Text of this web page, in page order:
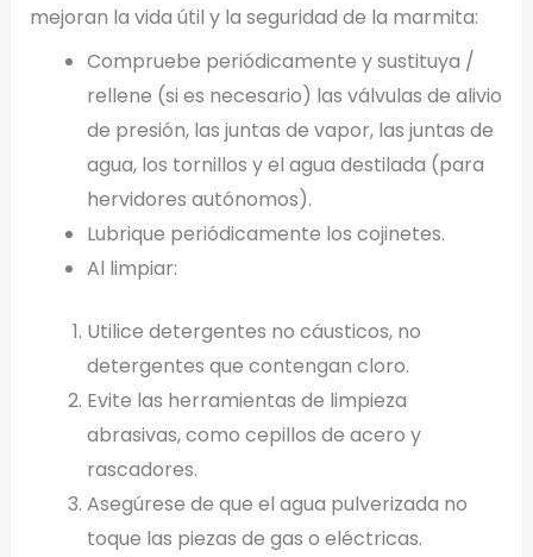
mejoran la vida útil y la seguridad de la marmita:
Compruebe periódicamente y sustituya /
rellene (si es necesario) las válvulas de alivio
de presión, las juntas de vapor, las juntas de
agua, los tornillos y el agua destilada (para
hervidores autónomos).
Lubrique periódicamente los cojinetes.
Al limpiar:
Utilice detergentes no cáusticos, no
detergentes que contengan cloro.
Evite las herramientas de limpieza
abrasivas, como cepillos de acero y
rascadores.
Asegúrese de que el agua pulverizada no
toque las piezas de gas o eléctricas.